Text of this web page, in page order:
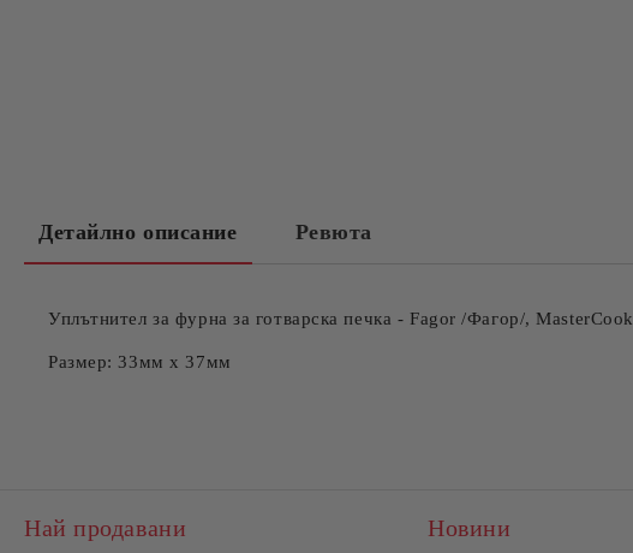
Детайлно описание Ревюта
Уплътнител за фурна за готварска печка - Fagor /Фагор/, MasterCook
Размер: 33мм x 37мм
Най продавани Новини